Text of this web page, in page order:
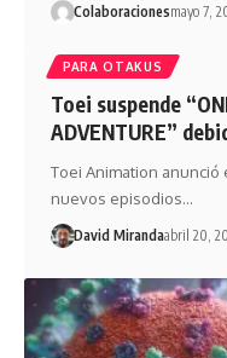
Colaboracionesmayo 7,
PARA OTAKUS
Toei suspende
ADVENTURE”
Toei Animation
nuevos episodios…
David Mirandaabril 20,